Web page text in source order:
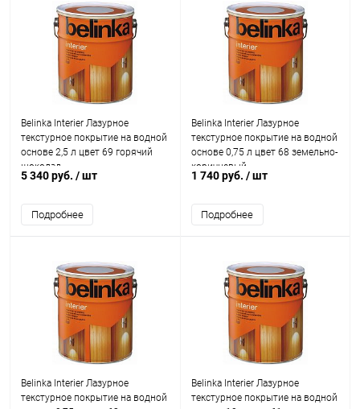
Belinka Interier Лазурное
текстурное покрытие на водной
основе 2,5 л цвет 69 горячий
шоколад
5 340 руб. / шт
Подробнее
Belinka Interier Лазурное
текстурное покрытие на водной
основе 0,75 л цвет 68 земельно-
коричневый
1 740 руб. / шт
Подробнее
Belinka Interier Лазурное
текстурное покрытие на водной
Belinka Interier Лазурное
текстурное покрытие на водной